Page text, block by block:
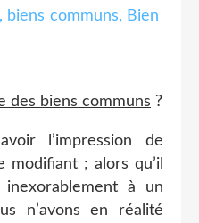
des biens communs ?
l’impression de
; alors qu’il
inexorablement à un
n’avons en réalité